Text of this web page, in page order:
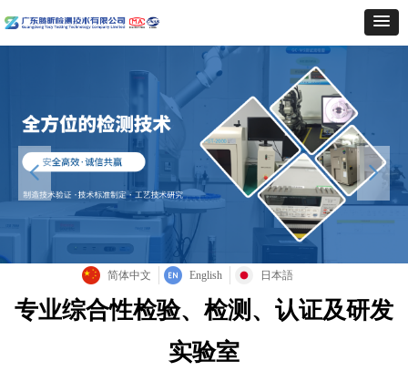
넳 넲
专业综合性检验、检测、认证及研发
实验室
简体中文 English 日本語